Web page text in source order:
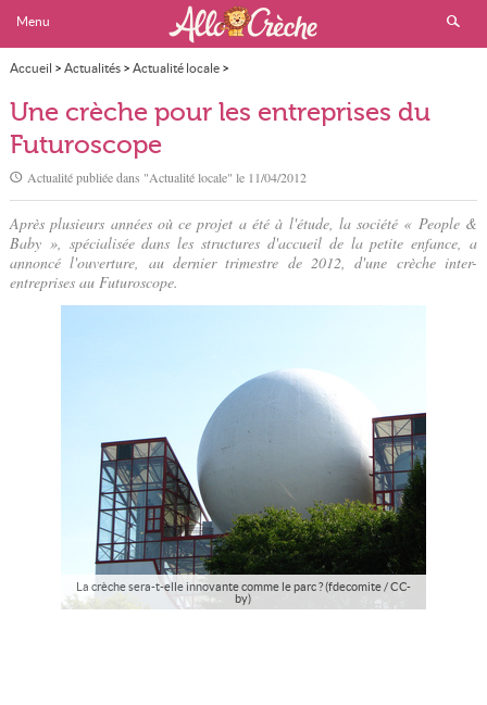
Menu
Accueil > Actualités> Actualité locale>
Une crèche pour les entreprises du Futuroscope
Une crèche pour les entreprises du
Futuroscope
Actualité publiée dans "Actualité locale" le 11/04/2012
Après plusieurs années où ce projet a été à l'étude, la société « People &
Baby », spécialisée dans les structures d'accueil de la petite enfance, a
annoncé l'ouverture, au dernier trimestre de 2012, d'une crèche inter-
entreprises au Futuroscope.
La crèche sera-t-elle innovante comme le parc ? (fdecomite / CC-
by)